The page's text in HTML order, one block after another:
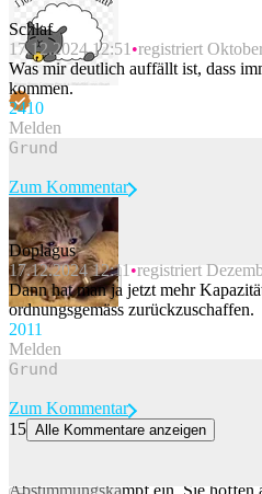
Schlaf
17.12.2024 12:51 registriert
Was mir deutlich auffällt ist, dass
kommen.
2410
Melden
Beitrag melden
Zum Kommentar
Doplagus
17.12.2024 12:11 registriert
Dann hat man ja jetzt mehr
ordnungsgemäss zurückzuschaffen.
2011
Melden
Zum Kommentar
15 Alle Kommentare anzeigen
Abstimmungskampf ein. Sie